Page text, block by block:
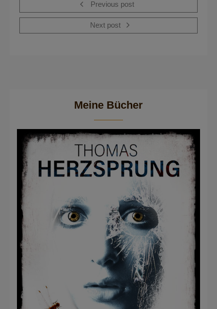
Previous post
Next post
Meine Bücher